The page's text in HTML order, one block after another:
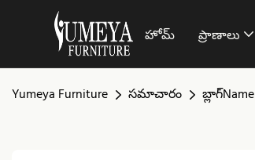
హోమ్ ప్రాణాలు
Yumeya Furniture సమాచారం బ్లాగ్Name